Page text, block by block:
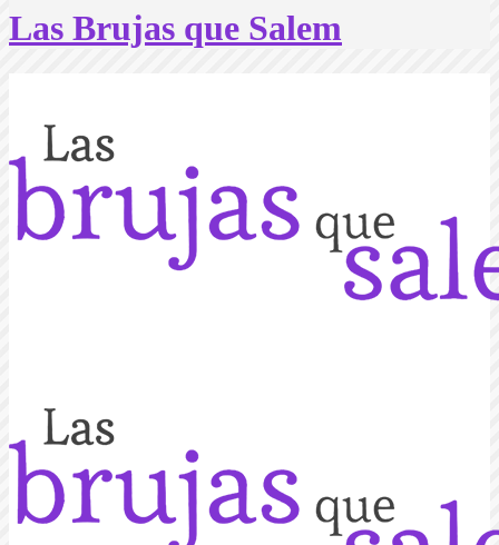
Las Brujas que Salem